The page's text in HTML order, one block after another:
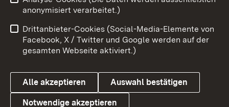
Impressum
Kontakt
Barrierefreiheit
Datenschutz
Cookies
anonymisiert verarbeitet.)
Drittanbieter-Cookies (Social-Media-Elemente von
Facebook, X / Twitter und Google werden auf der
gesamten Webseite aktiviert.)
Alle akzeptieren Auswahl bestätigen
Notwendige akzeptieren